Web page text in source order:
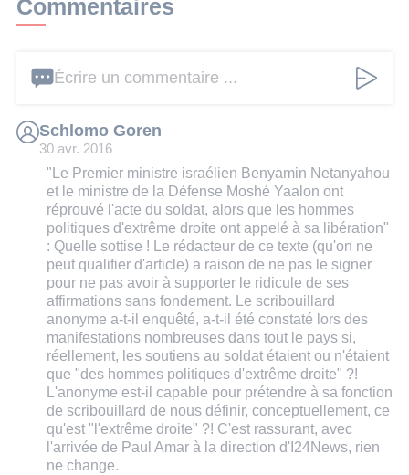
Commentaires
Écrire un commentaire ...
Schlomo Goren
30 avr. 2016
"Le Premier ministre israélien Benyamin Netanyahou
et le ministre de la Défense Moshé Yaalon ont
réprouvé l'acte du soldat, alors que les hommes
politiques d'extrême droite ont appelé à sa libération"
: Quelle sottise ! Le rédacteur de ce texte (qu'on ne
peut qualifier d'article) a raison de ne pas le signer
pour ne pas avoir à supporter le ridicule de ses
affirmations sans fondement. Le scribouillard
anonyme a-t-il enquêté, a-t-il été constaté lors des
manifestations nombreuses dans tout le pays si,
réellement, les soutiens au soldat étaient ou n'étaient
que "des hommes politiques d'extrême droite" ?!
L'anonyme est-il capable pour prétendre à sa fonction
de scribouillard de nous définir, conceptuellement, ce
qu'est "l'extrême droite" ?! C'est rassurant, avec
l'arrivée de Paul Amar à la direction d'I24News, rien
ne change.